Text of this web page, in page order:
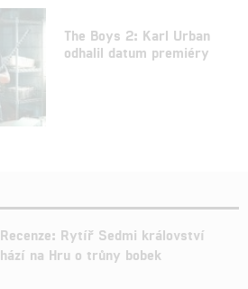
The Boys 2: Karl Urban
odhalil datum premiéry
Recenze: Rytíř Sedmi království
hází na Hru o trůny bobek